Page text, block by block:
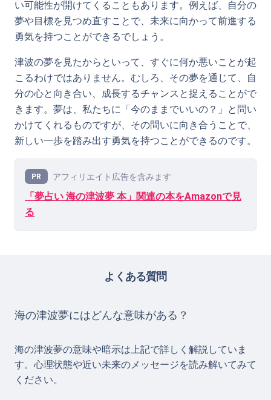
い可能性が開けてくることもあります。例えば、自分の
夢や目標を見つめ直すことで、未来に向かって前進する
勇気を持つことができるでしょう。
津波の夢を見たからといって、すぐに何か悪いことが起
こるわけではありません。むしろ、その夢を通じて、自
分の心と向き合い、成長するチャンスと捉えることがで
きます。夢は、私たちに「今のままでいいの？」と問い
かけてくれるものですが、その問いに向き合うことで、
新しい一歩を踏み出す勇気を持つことができるのです。
PR アフィリエイト広告を含みます
「夢占い 海の津波夢 本」関連の本をAmazonで見
る
よくある質問
海の津波夢にはどんな意味がある？
海の津波夢の意味や暗示は上記で詳しく解説していま
す。心理状態や近い未来のメッセージを読み解いてみて
ください。